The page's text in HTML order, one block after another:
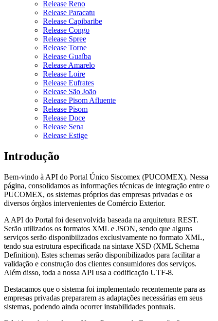
Release Reno
Release Paracatu
Release Capibaribe
Release Congo
Release Spree
Release Torne
Release Guaíba
Release Amarelo
Release Loire
Release Eufrates
Release São João
Release Pisom Afluente
Release Pisom
Release Doce
Release Sena
Release Estige
Introdução
Bem-vindo à API do Portal Único Siscomex (PUCOMEX). Nessa
página, consolidamos as informações técnicas de integração entre o
PUCOMEX, os sistemas próprios das empresas privadas e os
diversos órgãos intervenientes de Comércio Exterior.
A API do Portal foi desenvolvida baseada na arquitetura REST.
Serão utilizados os formatos XML e JSON, sendo que alguns
serviços serão disponibilizados exclusivamente no formato XML,
tendo sua estrutura especificada na sintaxe XSD (XML Schema
Definition). Estes schemas serão disponibilizados para facilitar a
validação e construção dos clientes consumidores dos serviços.
Além disso, toda a nossa API usa a codificação UTF-8.
Destacamos que o sistema foi implementado recentemente para as
empresas privadas prepararem as adaptações necessárias em seus
sistemas, podendo ainda ocorrer instabilidades pontuais.